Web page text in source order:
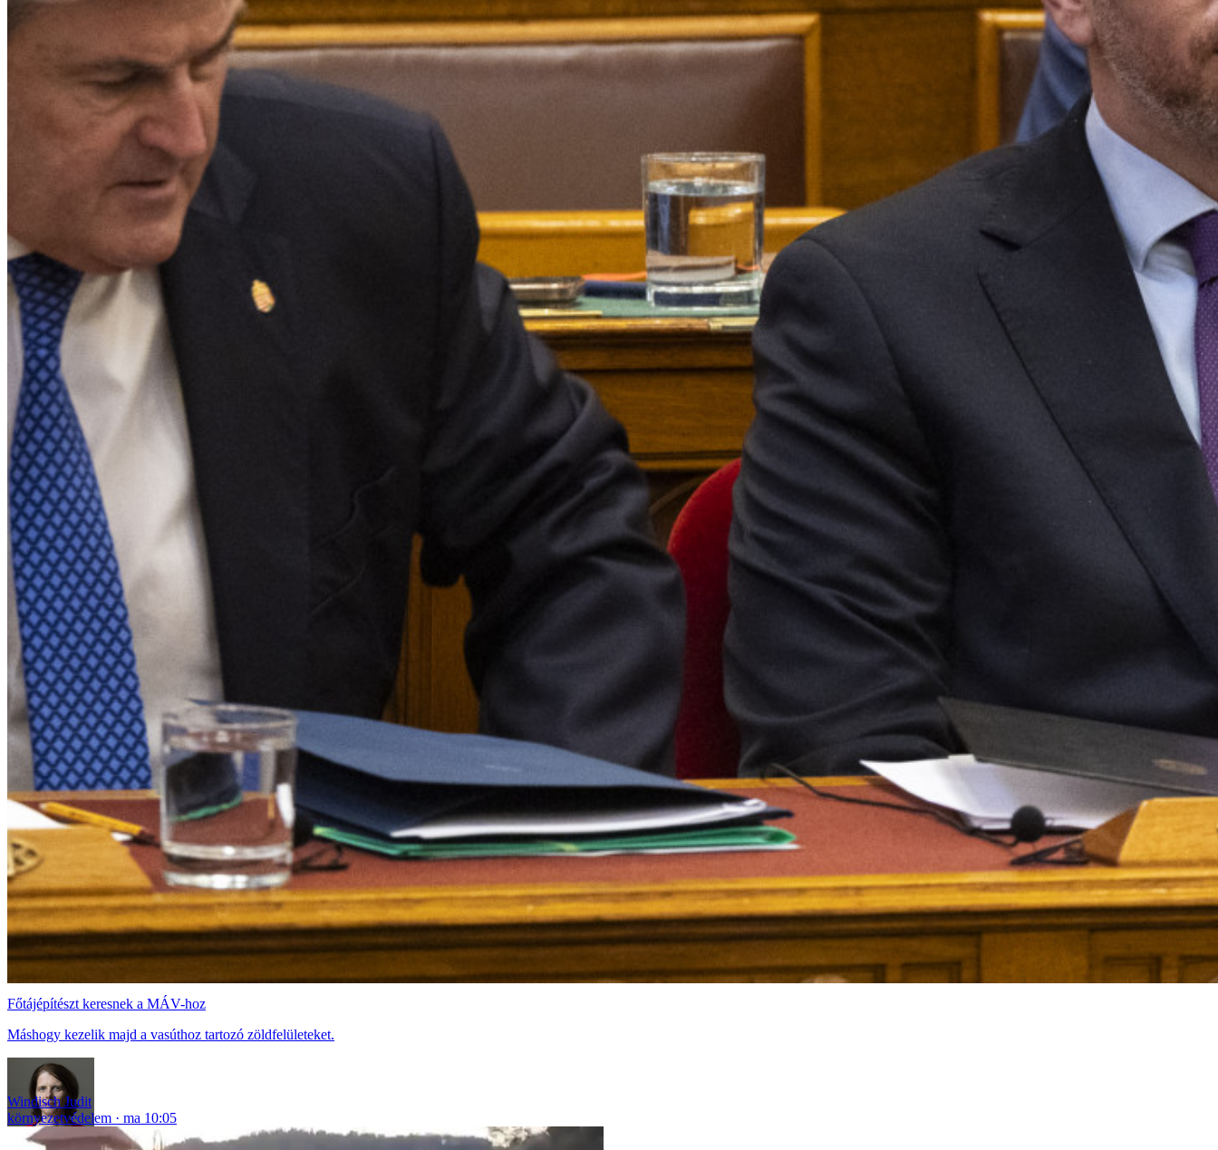
Főtájépítészt keresnek a MÁV-hoz
Máshogy kezelik majd a vasúthoz tartozó zöldfelületeket.
Windisch Judit
környezetvédelem
ma 10:05